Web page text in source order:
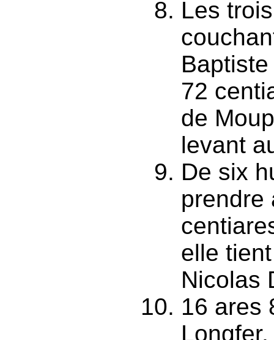
Les
72
de
levant
De six
prendre
elle
Nicolas
16 ares